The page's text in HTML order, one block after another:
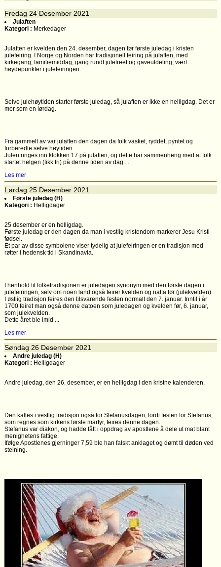
Fredag 24 Desember 2021
Julaften
Kategori : Merkedager
Julaften er kvelden den 24. desember, dagen før første juledag i kristen
julefeiring. I Norge og Norden har tradisjonell feiring på julaften, med
kirkegang, familiemiddag, gang rundt juletreet og gaveutdeling, vært
høydepunkter i julefeiringen.
Selve julehøytiden starter første juledag, så julaften er ikke en helligdag. Det er
mer som en lørdag.
Fra gammelt av var julaften den dagen da folk vasket, ryddet, pyntet og
forberedte selve høytiden.
Julen ringes inn klokken 17 på julaften, og dette har sammenheng med at folk
startet helgen (fikk fri) på denne tiden av dag ...
Les mer
Lørdag 25 Desember 2021
Første juledag (H)
Kategori : Helligdager
25 desember er en helligdag.
Første juledag er den dagen da man i vestlig kristendom markerer Jesu Kristi
fødsel.
Et par av disse symbolene viser tydelig at julefeiringen er en tradisjon med
røtter i hedensk tid i Skandinavia.
I henhold til folketradisjonen er juledagen synonym med den første dagen i
julefeiringen, selv om noen land også feirer kvelden og natta før (julekvelden).
I østlig tradisjon feires den tilsvarende festen normalt den 7. januar. Inntil i år
1700 feiret man også denne datoen som juledagen og kvelden før, 6. januar,
som julekvelden.
Dette året ble imid ...
Les mer
Søndag 26 Desember 2021
Andre juledag (H)
Kategori : Helligdager
Andre juledag, den 26. desember, er en helligdag i den kristne kalenderen.
Den kalles i vestlig tradisjon også for Stefanusdagen, fordi festen for Stefanus,
som regnes som kirkens første martyr, feires denne dagen.
Stefanus var diakon, og hadde fått i oppdrag av apostlene å dele ut mat blant
menighetens fattige.
Ifølge Apostlenes gjerninger 7,59 ble han falskt anklaget og dømt til døden ved
steining.